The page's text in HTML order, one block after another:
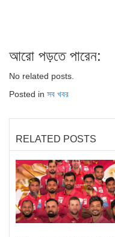
আরো পড়তে পারেন:
No related posts.
Posted in সব খবর
RELATED POSTS